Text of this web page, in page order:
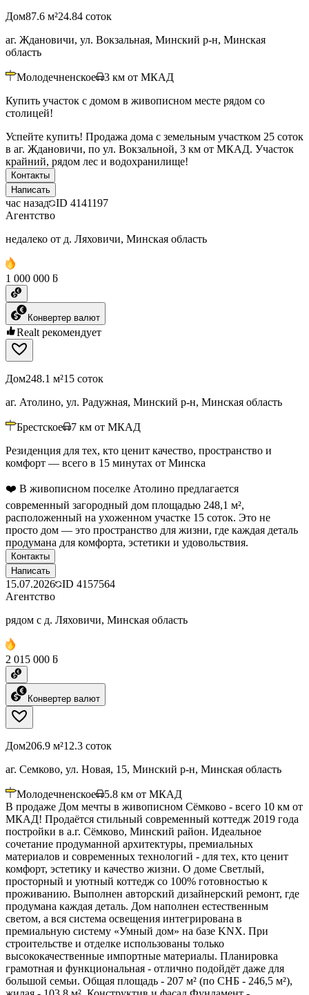
Дом87.6 м²24.84 соток
аг. Ждановичи, ул. Вокзальная, Минский р-н, Минская
область
Молодечненское 3 км от МКАД
Купить участок с домом в живописном месте рядом со
столицей!
Успейте купить! Продажа дома с земельным участком 25 соток
в аг. Ждановичи, по ул. Вокзальной, 3 км от МКАД. Участок
крайний, рядом лес и водохранилище!
Контакты
Написать
час назад ID 4141197
Агентство
недалеко от д. Ляховичи, Минская область
1 000 000 ƃ
Конвертер валют
Realt рекомендует
Дом248.1 м²15 соток
аг. Атолино, ул. Радужная, Минский р-н, Минская область
Брестское 7 км от МКАД
Резиденция для тех, кто ценит качество, пространство и
комфорт — всего в 15 минутах от Минска
❤️ В живописном поселке Атолино предлагается
современный загородный дом площадью 248,1 м²,
расположенный на ухоженном участке 15 соток. Это не
просто дом — это пространство для жизни, где каждая деталь
продумана для комфорта, эстетики и удовольствия.
Контакты
Написать
15.07.2026 ID 4157564
Агентство
рядом с д. Ляховичи, Минская область
2 015 000 ƃ
Конвертер валют
Дом206.9 м²12.3 соток
аг. Семково, ул. Новая, 15, Минский р-н, Минская область
Молодечненское 5.8 км от МКАД
В продаже Дом мечты в живописном Сёмково - всего 10 км от
МКАД! Продаётся стильный современный коттедж 2019 года
постройки в а.г. Сёмково, Минский район. Идеальное
сочетание продуманной архитектуры, премиальных
материалов и современных технологий - для тех, кто ценит
комфорт, эстетику и качество жизни. О доме Светлый,
просторный и уютный коттедж со 100% готовностью к
проживанию. Выполнен авторский дизайнерский ремонт, где
продумана каждая деталь. Дом наполнен естественным
светом, а вся система освещения интегрирована в
премиальную систему «Умный дом» на базе KNX. При
строительстве и отделке использованы только
высококачественные импортные материалы. Планировка
грамотная и функциональная - отлично подойдёт даже для
большой семьи. Общая площадь - 207 м² (по СНБ - 246,5 м²),